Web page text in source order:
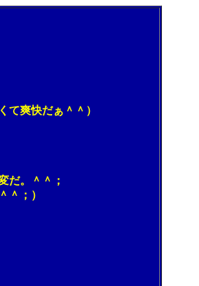
爽快だぁ＾＾）
。＾＾；
；）